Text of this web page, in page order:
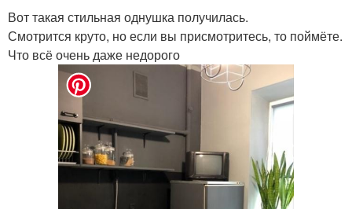
Вот такая стильная однушка получилась.
Смотрится круто, но если вы присмотритесь, то поймёте.
Что всё очень даже недорого